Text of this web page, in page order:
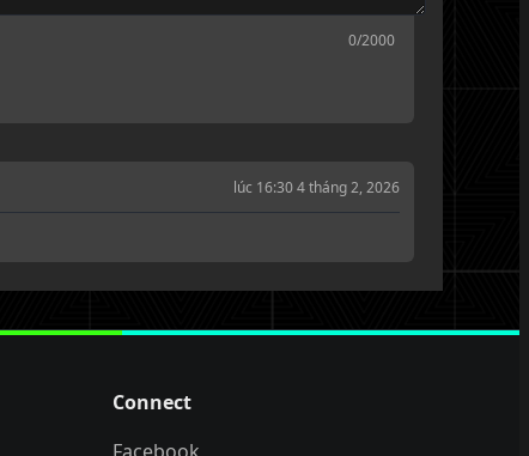
0/2000
lúc 16:30 4 tháng 2, 2026
Connect